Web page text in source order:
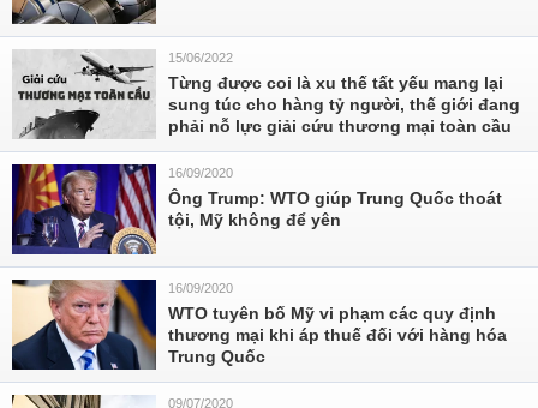
15/06/2022
Từng được coi là xu thế tất yếu mang lại
sung túc cho hàng tỷ người, thế giới đang
phải nỗ lực giải cứu thương mại toàn cầu
16/09/2020
Ông Trump: WTO giúp Trung Quốc thoát
tội, Mỹ không để yên
16/09/2020
WTO tuyên bố Mỹ vi phạm các quy định
thương mại khi áp thuế đối với hàng hóa
Trung Quốc
09/07/2020